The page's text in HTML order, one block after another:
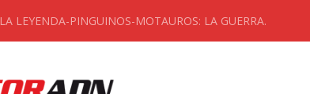
LA LEYENDA-PINGUINOS-MOTAUROS: LA GUERRA.